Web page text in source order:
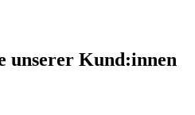
unserer Kund:innen